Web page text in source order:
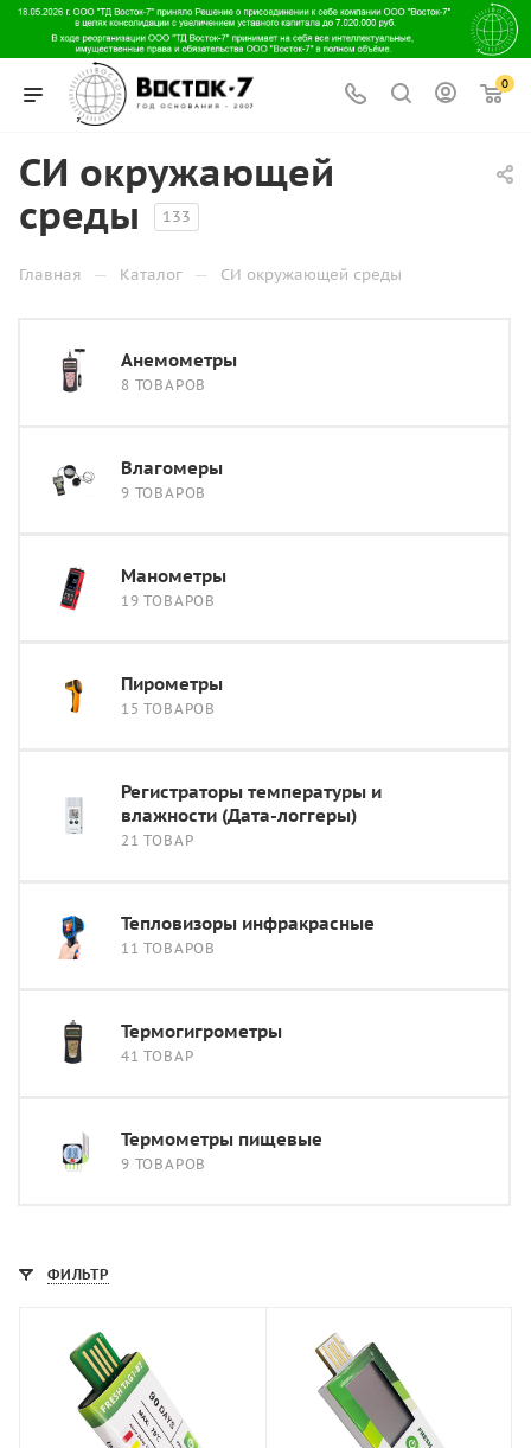
0
СИ окружающей
среды
133
Главная — Каталог — СИ окружающей среды
Анемометры
8 ТОВАРОВ
Влагомеры
9 ТОВАРОВ
Манометры
19 ТОВАРОВ
Пирометры
15 ТОВАРОВ
Регистраторы температуры и
влажности (Дата-логгеры)
21 ТОВАР
Тепловизоры инфракрасные
11 ТОВАРОВ
Термогигрометры
41 ТОВАР
Термометры пищевые
9 ТОВАРОВ
ФИЛЬТР